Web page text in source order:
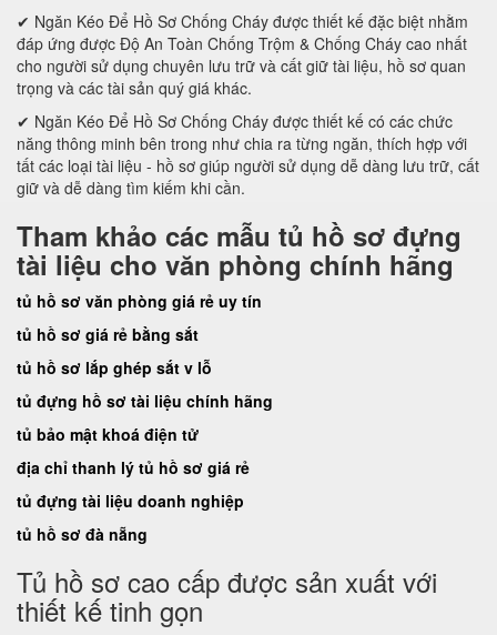
✔ Ngăn Kéo Để Hồ Sơ Chống Cháy được thiết kế đặc biệt nhằm
đáp ứng được Độ An Toàn Chống Trộm & Chống Cháy cao nhất
cho người sử dụng chuyên lưu trữ và cất giữ tài liệu, hồ sơ quan
trọng và các tài sản quý giá khác.
✔ Ngăn Kéo Để Hồ Sơ Chống Cháy được thiết kế có các chức
năng thông minh bên trong như chia ra từng ngăn, thích hợp với
tất các loại tài liệu - hồ sơ giúp người sử dụng dễ dàng lưu trữ, cất
giữ và dễ dàng tìm kiếm khi cần.
Tham khảo các mẫu tủ hồ sơ đựng
tài liệu cho văn phòng chính hãng
tủ hồ sơ văn phòng giá rẻ uy tín
tủ hồ sơ giá rẻ bằng sắt
tủ hồ sơ lắp ghép sắt v lỗ
tủ đựng hồ sơ tài liệu chính hãng
tủ bảo mật khoá điện tử
địa chỉ thanh lý tủ hồ sơ giá rẻ
tủ đựng tài liệu doanh nghiệp
tủ hồ sơ đà nẵng
Tủ hồ sơ cao cấp được sản xuất với
thiết kế tinh gọn